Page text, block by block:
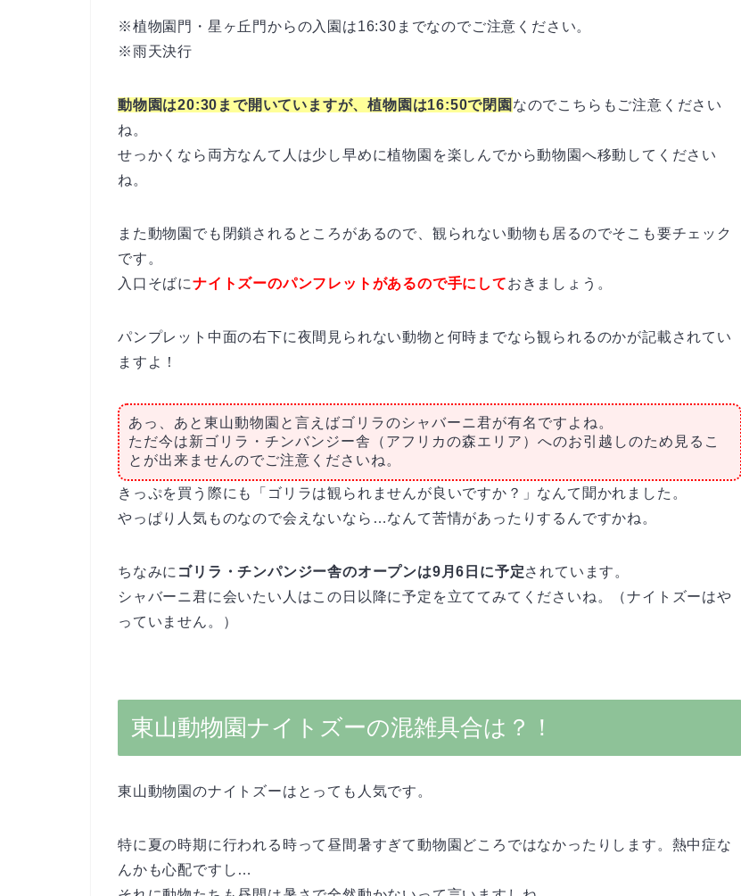
※植物園門・星ヶ丘門からの入園は16:30までなのでご注意ください。
※雨天決行
動物園は20:30まで開いていますが、植物園は16:50で閉園 なのでこちらもご注意ください
ね。
せっかくなら両方なんて人は少し早めに植物園を楽しんでから動物園へ移動してください
ね。
また動物園でも閉鎖されるところがあるので、観られない動物も居るのでそこも要チェック
です。
入口そばにナイトズーのパンフレットがあるので手にしておきましょう。
パンプレット中面の右下に夜間見られない動物と何時までなら観られるのかが記載されてい
ますよ！
あっ、あと東山動物園と言えばゴリラのシャバーニ君が有名ですよね。
ただ今は新ゴリラ・チンバンジー舎（アフリカの森エリア）へのお引越しのため見るこ
とが出来ませんのでご注意くださいね。
きっぷを買う際にも「ゴリラは観られませんが良いですか？」なんて聞かれました。
やっぱり人気ものなので会えないなら…なんて苦情があったりするんですかね。
ちなみに ゴリラ・チンパンジー舎のオープンは9月6日に予定されています。
シャバーニ君に会いたい人はこの日以降に予定を立ててみてくださいね。（ナイトズーはや
っていません。）
東山動物園ナイトズーの混雑具合は？！
東山動物園のナイトズーはとっても人気です。
特に夏の時期に行われる時って昼間暑すぎて動物園どころではなかったりします。熱中症な
んかも心配ですし…